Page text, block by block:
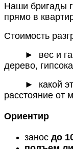
Наши бригады
прямо в
Стоимость
►
вес и
дерево,
► какой
расстояние от
Ориентир
занос до